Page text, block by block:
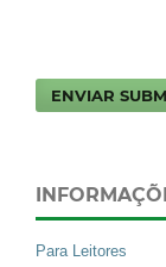
ENVIAR
Para Leitores